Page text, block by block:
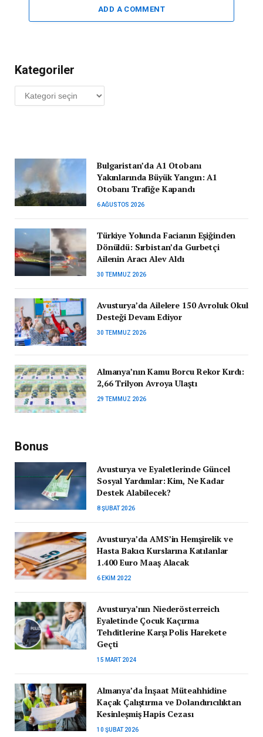
ADD A COMMENT
Kategoriler
Kategoriler
Bulgaristan’da A1 Otobanı
Yakınlarında Büyük Yangın: A1
Otobanı Trafiğe Kapandı
6 AĞUSTOS 2026
Türkiye Yolunda Facianın Eşiğinden
Dönüldü: Sırbistan’da Gurbetçi
Ailenin Aracı Alev Aldı
30 TEMMUZ 2026
Avusturya’da Ailelere 150 Avroluk Okul
Desteği Devam Ediyor
30 TEMMUZ 2026
Almanya’nın Kamu Borcu Rekor Kırdı:
2,66 Trilyon Avroya Ulaştı
29 TEMMUZ 2026
Bonus
Avusturya ve Eyaletlerinde Güncel
Sosyal Yardımlar: Kim, Ne Kadar
Destek Alabilecek?
8 ŞUBAT 2026
Avusturya’da AMS’in Hemşirelik ve
Hasta Bakıcı Kurslarına Katılanlar
1.400 Euro Maaş Alacak
6 EKIM 2022
Avusturya’nın Niederösterreich
Eyaletinde Çocuk Kaçırma
Tehditlerine Karşı Polis Harekete
Geçti
15 MART 2024
Almanya’da İnşaat Müteahhidine
Kaçak Çalıştırma ve Dolandırıcılıktan
Kesinleşmiş Hapis Cezası
10 ŞUBAT 2026